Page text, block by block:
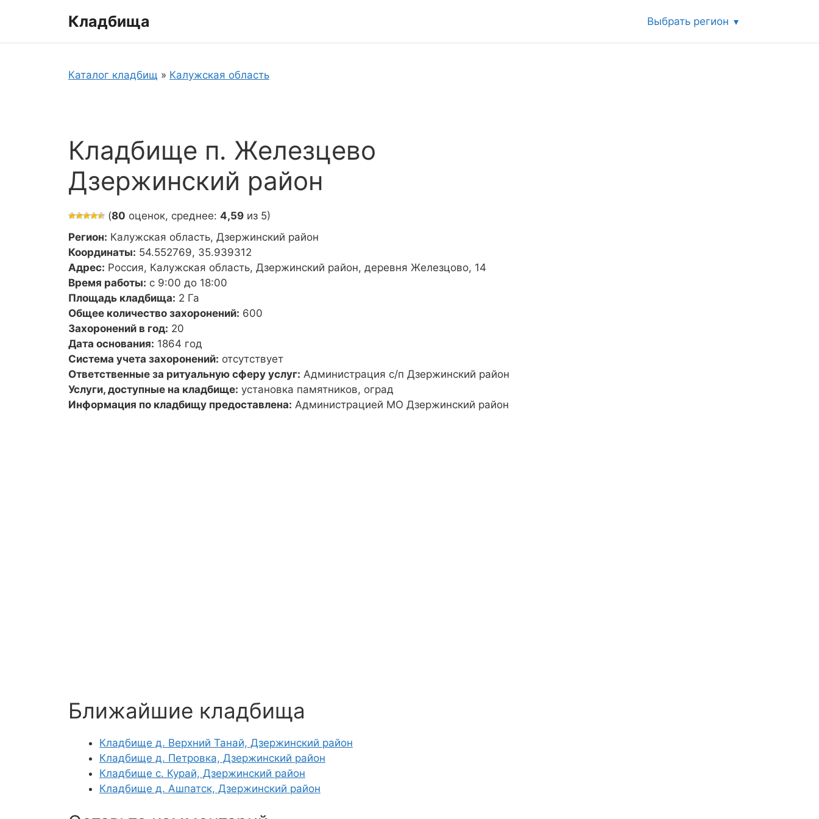
Кладбища Выбрать регион
Каталог кладбищ » Калужская область
Кладбище п. Железцево
Дзержинский район
(80 оценок, среднее: 4,59 из 5)
Регион: Калужская область, Дзержинский район
Координаты: 54.552769, 35.939312
Адрес: Россия, Калужская область, Дзержинский район, деревня Железцово, 14
Время работы: с 9:00 до 18:00
Площадь кладбища: 2 Га
Общее количество захоронений: 600
Захоронений в год: 20
Дата основания: 1864 год
Система учета захоронений: отсутствует
Ответственные за ритуальную сферу услуг: Администрация с/п Дзержинский район
Услуги, доступные на кладбище: установка памятников, оград
Информация по кладбищу предоставлена: Администрацией МО Дзержинский район
Ближайшие кладбища
Кладбище д. Верхний Танай, Дзержинский район
Кладбище д. Петровка, Дзержинский район
Кладбище с. Курай, Дзержинский район
Кладбище д. Ашпатск, Дзержинский район